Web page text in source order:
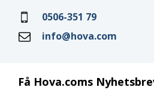
Få Hova.coms
0506-351 79
info@hova.com